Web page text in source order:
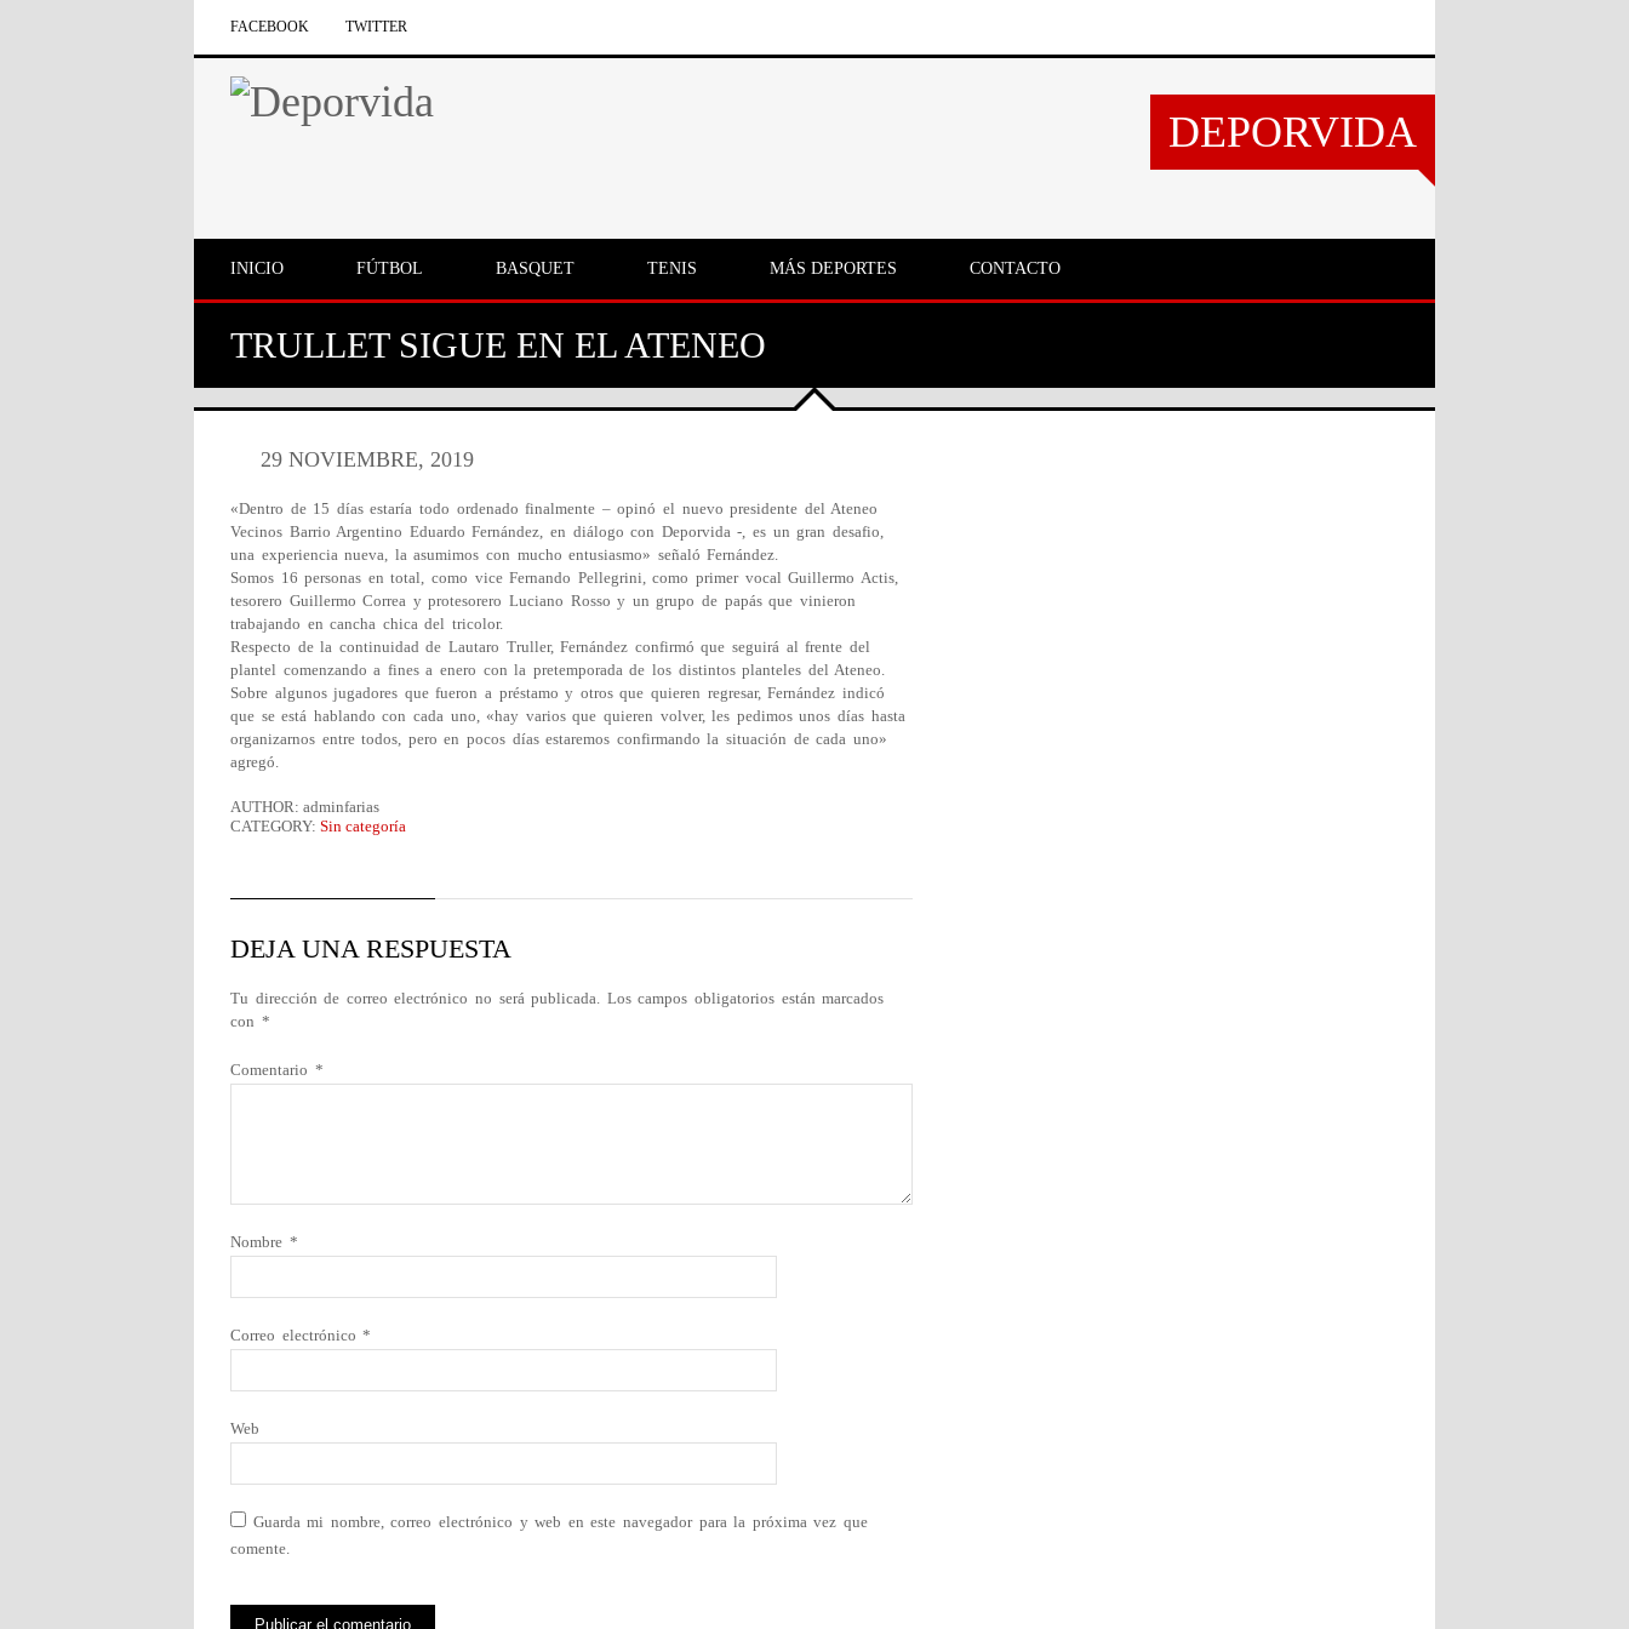
FACEBOOK TWITTER
DEPORVIDA
INICIO FÚTBOL BASQUET TENIS MÁS DEPORTES CONTACTO
TRULLET SIGUE EN EL ATENEO
29 NOVIEMBRE, 2019
«Dentro de 15 días estaría todo ordenado finalmente – opinó el nuevo presidente del Ateneo
Vecinos Barrio Argentino Eduardo Fernández, en diálogo con Deporvida -, es un gran desafio,
una experiencia nueva, la asumimos con mucho entusiasmo» señaló Fernández.
Somos 16 personas en total, como vice Fernando Pellegrini, como primer vocal Guillermo Actis,
tesorero Guillermo Correa y protesorero Luciano Rosso y un grupo de papás que vinieron
trabajando en cancha chica del tricolor.
Respecto de la continuidad de Lautaro Truller, Fernández confirmó que seguirá al frente del
plantel comenzando a fines a enero con la pretemporada de los distintos planteles del Ateneo.
Sobre algunos jugadores que fueron a préstamo y otros que quieren regresar, Fernández indicó
que se está hablando con cada uno, «hay varios que quieren volver, les pedimos unos días hasta
organizarnos entre todos, pero en pocos días estaremos confirmando la situación de cada uno»
agregó.
AUTHOR: adminfarias
CATEGORY: Sin categoría
DEJA UNA RESPUESTA
Tu dirección de correo electrónico no será publicada. Los campos obligatorios están marcados
con *
Comentario *
Nombre *
Correo electrónico*
Web
Guarda mi nombre, correo electrónico y web en este navegador para la próxima vez que
comente.